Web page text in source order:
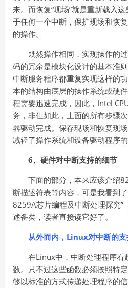
来。而恢复“现场”就是重新载入
于任何一个中断，保护现场和恢
的操作。
既然操作相同，实现操作的
码的冗余是模块化设计的基本准
中断服务程序都重复实现这样的
本的结构由底层的操作系统或硬
程需要迅速完成，因此，Intel
务，非但如此，上面的所有步骤
器驱动完成。保存现场和恢复现
减轻了操作系统和设备驱动程序的
6、硬件对中断支持的细节
下面的部分，本来应该介绍
断描述符表等内容，可是我看到
8259A芯片编程及中断处理探究”
述备矣，读者直接读它好了。
从外而内，Linux对中断的支
在Linux中，中断处理程序看
数。只不过这些函数必须按照特
够以标准的方式传递处理程序的